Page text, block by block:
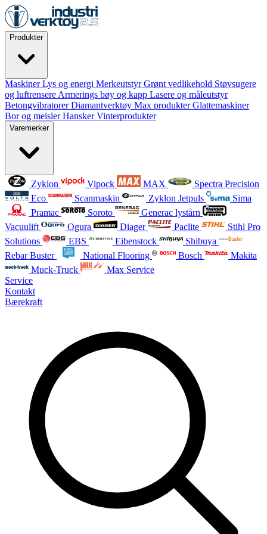
Produkter
MaskinerLys og energi MerkeutstyrGrønt vedlikehold Støvsugere
og luftrensere Armerings bøy og kapp Lasere og måleutstyr
BetongvibratorerDiamantverktøy Max produkterGlattemaskiner
Bor og meislerHanskerVinterprodukter
Varemerker
Zyklon Vipock MAX
Spectra Precision
Eco
Scanmaskin Zyklon Jetpuls
Sima
Pramac
Soroto
Generac lystårn
Vacuulift
Ogura Diager Paclite
Stihl Pro
Solutions
EBS Eibenstock
Shibuya
Rebar Buster
National Flooring Bosch
Makita
Muck-Truck
Max Service
Service
Kontakt
Bærekraft